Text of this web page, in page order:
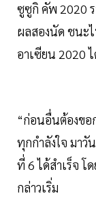
ซูซูกิ คัพ 2020
ผลสองนัด ชนะ
อาเซียน 2020 ไ
“ก่อนอื่นต้องข
ทุกกำลังใจ มา
ที่ 6 ได้สำเร็จ โ
กล่าวเริ่ม